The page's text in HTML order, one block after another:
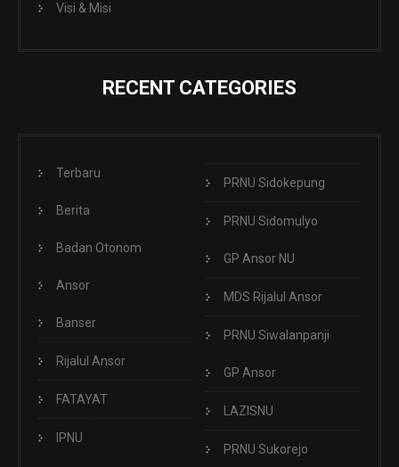
Visi & Misi
RECENT CATEGORIES
Terbaru
Berita
Badan Otonom
Ansor
Banser
Rijalul Ansor
FATAYAT
IPNU
PRNU Sidokepung
PRNU Sidomulyo
GP Ansor NU
MDS Rijalul Ansor
PRNU Siwalanpanji
GP Ansor
LAZISNU
PRNU Sukorejo